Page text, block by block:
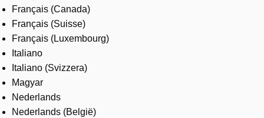
Français (Canada)
Français (Suisse)
Français (Luxembourg)
Italiano
Italiano (Svizzera)
Magyar
Nederlands
Nederlands (België)